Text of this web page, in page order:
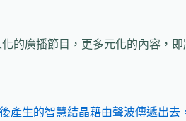
的廣播節目，更多元化的內容，
產生的智慧結晶藉由聲波傳遞出去